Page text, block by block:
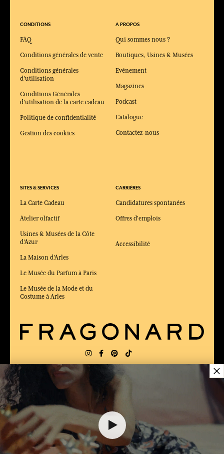
10,00 €
CONDITIONS
FAQ
Conditions générales de vente
Conditions générales
d'utilisation
Conditions Générales
d'utilisation de la carte cadeau
Politique de confidentialité
Gestion des cookies
SITES & SERVICES
La Carte Cadeau
Atelier olfactif
Usines & Musées de la Côte
d'Azur
La Maison d'Arles
Le Musée du Parfum à Paris
Le Musée de la Mode et du
Costume à Arles
A PROPOS
Qui sommes nous ?
Boutiques, Usines & Musées
Evénement
Magazines
Podcast
Catalogue
Contactez-nous
CARRIÈRES
Candidatures spontanées
Offres d'emplois
Accessibilité
FR
ÉLU MEILLEUR SITE DE COMMERCE
×